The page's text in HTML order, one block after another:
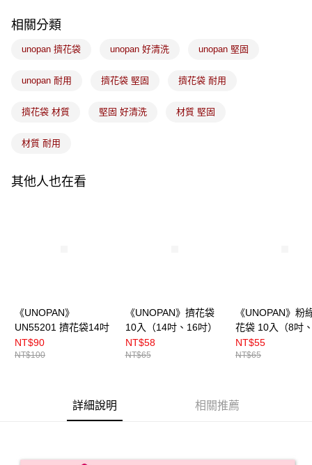
每筆NT$100，滿NT$1,500(含以上)免運費
付款後門市自取
相關分類
unopan 擠花袋 unopan 好清洗 unopan 堅固
unopan 耐用 擠花袋 堅固 擠花袋 耐用
擠花袋 材質 堅固 好清洗 材質 堅固
材質 耐用
其他人也在看
《UNOPAN》
UN55201 擠花袋14吋
NT$90
NT$100
《UNOPAN》擠花袋
10入（14吋、16吋）
NT$58
NT$65
《UNOPAN》粉
花袋 10入（8吋
吋）
NT$55
NT$65
詳細說明 相關推薦